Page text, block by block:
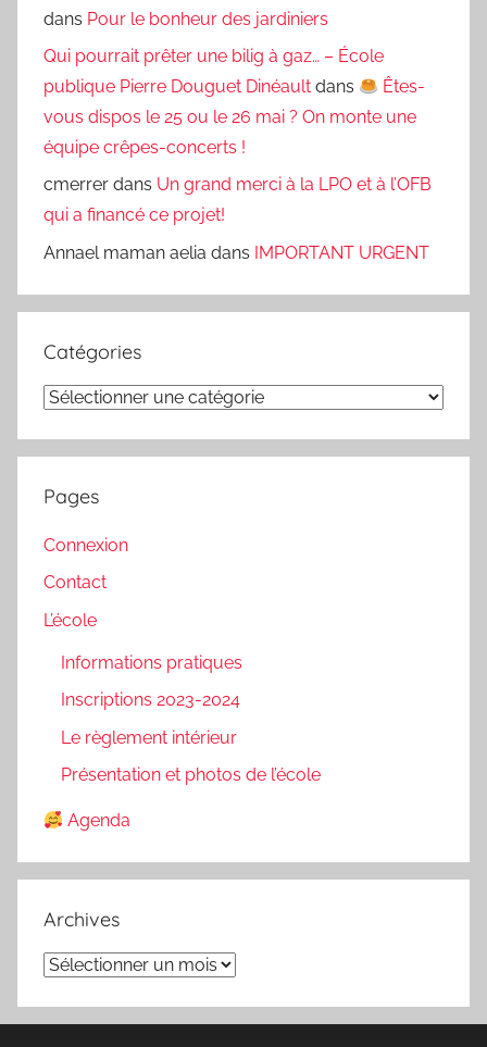
dans Pour le bonheur des jardiniers
Qui pourrait prêter une bilig à gaz… – École
publique Pierre Douguet Dinéault dans
Êtes-
vous dispos le 25 ou le 26 mai ? On monte une
équipe crêpes-concerts !
cmerrer dans Un grand merci à la LPO et à l’OFB
qui a financé ce projet!
Annael maman aelia dans IMPORTANT URGENT
Catégories
Catégories
Pages
Connexion
Contact
L’école
Informations pratiques
Inscriptions 2023-2024
Le règlement intérieur
Présentation et photos de l’école
Agenda
Archives
Archives